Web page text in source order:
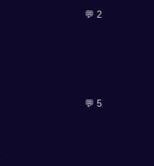
💬 2
💬 5